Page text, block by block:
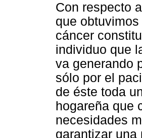
Con respecto
que
cáncer
individuo que
va generando
sólo por el
de éste toda
hogareña que
necesidades
garantizar